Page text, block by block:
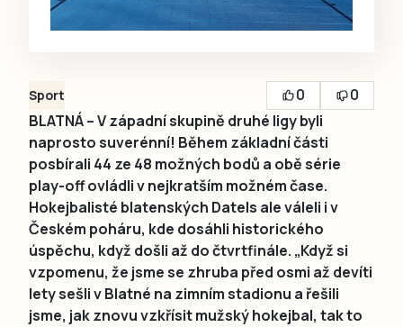
Sport 0
0
BLATNÁ – V západní skupině druhé ligy byli
naprosto suverénní! Během základní části
posbírali 44 ze 48 možných bodů a obě série
play-off ovládli v nejkratším možném čase.
Hokejbalisté blatenských Datels ale váleli i v
Českém poháru, kde dosáhli historického
úspěchu, když došli až do čtvrtfinále. „Když si
vzpomenu, že jsme se zhruba před osmi až devíti
lety sešli v Blatné na zimním stadionu a řešili
jsme, jak znovu vzkřísit mužský hokejbal, tak to